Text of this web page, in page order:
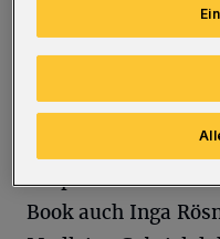
Daniel Book vom
beschreibt.
Bis zu 60 sind
den Kindern und
Gespräch zu
Book auch Inga